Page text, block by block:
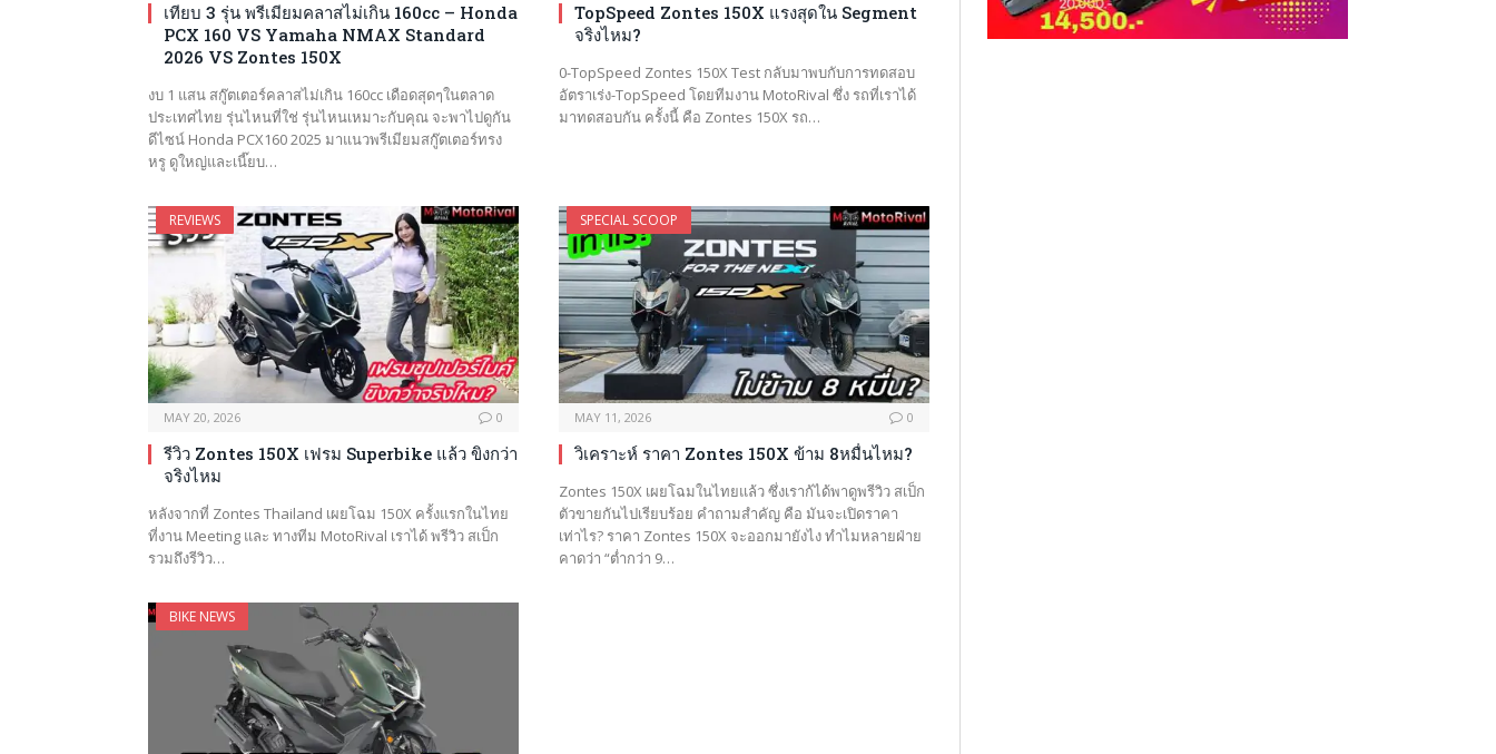
เทียบ 3 รุ่น พรีเมียมคลาสไม่เกิน 160cc – Honda
PCX 160 VS Yamaha NMAX Standard
2026 VS Zontes 150X
งบ 1 แสน สกู๊ตเตอร์คลาสไม่เกิน 160cc เดือดสุดๆในตลาด
ประเทศไทย รุ่นไหนที่ใช่ รุ่นไหนเหมาะกับคุณ จะพาไปดูกัน
ดีไซน์ Honda PCX160 2025 มาแนวพรีเมียมสกู๊ตเตอร์ทรง
หรู ดูใหญ่และเนี๊ยบ…
TopSpeed Zontes 150X แรงสุดใน Segment
จริงไหม?
0-TopSpeed Zontes 150X Test กลับมาพบกับการทดสอบ
อัตราเร่ง-TopSpeed โดยทีมงาน MotoRival ซึ่ง รถที่เราได้
มาทดสอบกัน ครั้งนี้ คือ Zontes 150X รถ…
REVIEWS
MAY 20, 2026 0
รีวิว Zontes 150X เฟรม Superbike แล้ว ขิงกว่า
จริงไหม
หลังจากที่ Zontes Thailand เผยโฉม 150X ครั้งแรกในไทย
ที่งาน Meeting และ ทางทีม MotoRival เราได้ พรีวิว สเป็ก
รวมถึงรีวิว…
SPECIAL SCOOP
MAY 11, 2026 0
วิเคราะห์ ราคา Zontes 150X ข้าม 8หมื่นไหม?
Zontes 150X เผยโฉมในไทยแล้ว ซึ่งเราก้ได้พาดูพรีวิว สเป็ก
ตัวขายกันไปเรียบร้อย คำถามสำคัญ คือ มันจะเปิดราคา
เท่าไร? ราคา Zontes 150X จะออกมายังไง ทำไมหลายฝ่าย
คาดว่า “ต่ำกว่า 9…
BIKE NEWS